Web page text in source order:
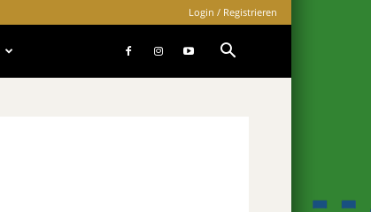
Login / Registrieren